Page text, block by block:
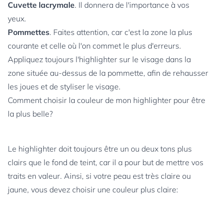
Cuvette lacrymale. Il donnera de l'importance à vos
yeux.
Pommettes. Faites attention, car c'est la zone la plus
courante et celle où l'on commet le plus d'erreurs.
Appliquez toujours l'highlighter sur le visage dans la
zone située au-dessus de la pommette, afin de rehausser
les joues et de styliser le visage.
Comment choisir la couleur de mon highlighter pour être
la plus belle?
Le highlighter doit toujours être un ou deux tons plus
clairs que le fond de teint, car il a pour but de mettre vos
traits en valeur. Ainsi, si votre peau est très claire ou
jaune, vous devez choisir une couleur plus claire: